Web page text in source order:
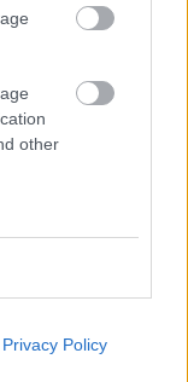
other
Privacy Policy